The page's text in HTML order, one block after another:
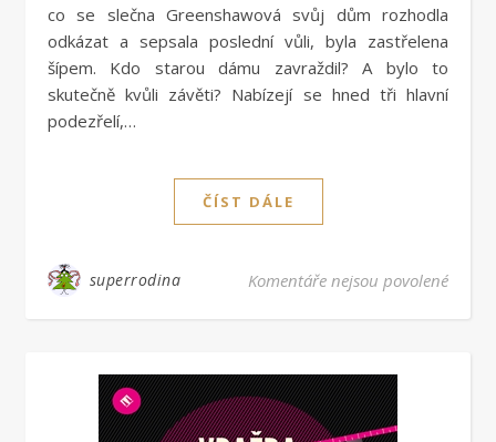
co se slečna Greenshawová svůj dům rozhodla
odkázat a sepsala poslední vůli, byla zastřelena
šípem. Kdo starou dámu zavraždil? A bylo to
skutečně kvůli závěti? Nabízejí se hned tři hlavní
podezřelí,…
ČÍST DÁLE
superrodina Komentáře nejsou povolenéu